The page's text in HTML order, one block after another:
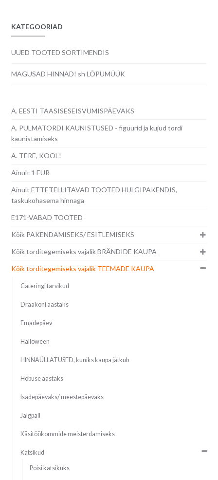
KATEGOORIAD
UUED TOOTED SORTIMENDIS
MAGUSAD HINNAD! sh LÕPUMÜÜK
A. EESTI TAASISESEISVUMISPÄEVAKS
A. PULMATORDI KAUNISTUSED - figuurid ja kujud tordi
kaunistamiseks
A. TERE, KOOL!
Ainult 1 EUR
Ainult ETTETELLITAVAD TOOTED HULGIPAKENDIS,
taskukohasema hinnaga
E171-VABAD TOOTED
Kõik PAKENDAMISEKS/ ESITLEMISEKS
Kõik torditegemiseks vajalik BRÄNDIDE KAUPA
Kõik torditegemiseks vajalik TEEMADE KAUPA
Cateringi tarvikud
Draakoni aastaks
Emadepäev
Halloween
HINNAÜLLATUSED, kuniks kaupa jätkub
Hobuse aastaks
Isadepäevaks/ meestepäevaks
Jalgpall
Käsitöökommide meisterdamiseks
Katsikud
Poisi katsikuks